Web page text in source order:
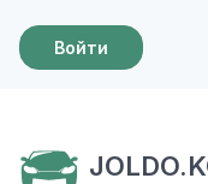
Войти